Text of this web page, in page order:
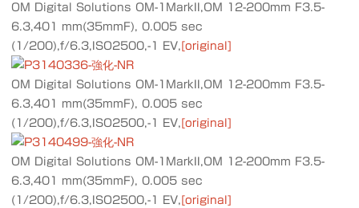
OM Digital Solutions OM-1MarkII,OM 12-200mm F3.5-
6.3,401 mm(35mmF), 0.005 sec
(1/200),f/6.3,ISO2500,-1 EV, [original]
OM Digital Solutions OM-1MarkII,OM 12-200mm F3.5-
6.3,401 mm(35mmF), 0.005 sec
(1/200),f/6.3,ISO2500,-1 EV, [original]
OM Digital Solutions OM-1MarkII,OM 12-200mm F3.5-
6.3,401 mm(35mmF), 0.005 sec
(1/200),f/6.3,ISO2500,-1 EV, [original]